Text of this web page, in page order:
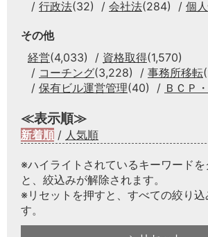
行政法(32) 会社法(284) 個
その他
経営(4,033) 資格取得(1,570)
コーチング(3,228) 事務所移転
保有ビル運営管理(40) ＢＣＰ
≪表示順≫
新着順 / 人気順
※ハイライトされているキーワードを
と、絞込みが解除されます。
※リセットを押すと、すべての絞り込
す。